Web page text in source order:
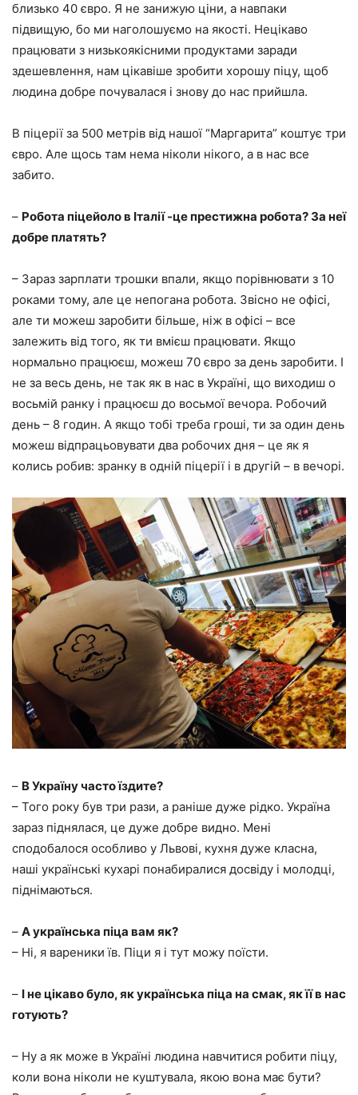
близько 40 євро. Я не занижую ціни, а навпаки
підвищую, бо ми наголошуємо на якості. Нецікаво
працювати з низькоякісними продуктами заради
здешевлення, нам цікавіше зробити хорошу піцу, щоб
людина добре почувалася і знову до нас прийшла.
В піцерії за 500 метрів від нашої “Маргарита” коштує три
євро. Але щось там нема ніколи нікого, а в нас все
забито.
– Робота піцейоло в Італії -це престижна робота? За неї
добре платять?
– Зараз зарплати трошки впали, якщо порівнювати з 10
роками тому, але це непогана робота. Звісно не офісі,
але ти можеш заробити більше, ніж в офісі – все
залежить від того, як ти вмієш працювати. Якщо
нормально працюєш, можеш 70 євро за день заробити. І
не за весь день, не так як в нас в Україні, що виходиш о
восьмій ранку і працюєш до восьмої вечора. Робочий
день – 8 годин. А якщо тобі треба гроші, ти за один день
можеш відпрацьовувати два робочих дня – це як я
колись робив: зранку в одній піцерії і в другій – в вечорі.
– В Україну часто їздите?
– Того року був три рази, а раніше дуже рідко. Україна
зараз піднялася, це дуже добре видно. Мені
сподобалося особливо у Львові, кухня дуже класна,
наші українські кухарі понабиралися досвіду і молодці,
піднімаються.
– А українська піца вам як?
– Ні, я вареники їв. Піци я і тут можу поїсти.
– І не цікаво було, як українська піца на смак, як її в нас
готують?
– Ну а як може в Україні людина навчитися робити піцу,
коли вона ніколи не куштувала, якою вона має бути?